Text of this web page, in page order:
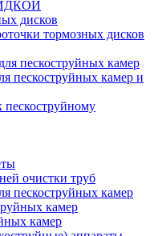
дисков
тормозных дисков
пескоструйных камер
пескоструйных камер и
пескоструйному
очистки труб
пескоструйных камер
камер
камер